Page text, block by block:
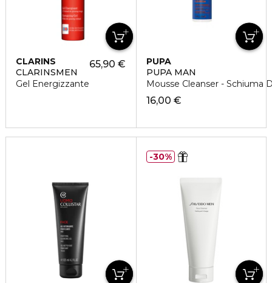
CLARINS
CLARINSMEN
Gel Energizzante
65,90 €
PUPA
PUPA MAN
Mousse Cleanser - Schiuma
16,00 €
30%